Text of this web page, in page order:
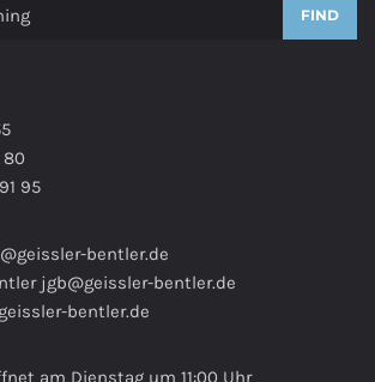
FIND
80
95
bentler.de
jgb@geissler-bentler.de
bentler.de
am Dienstag um 11:00 Uhr